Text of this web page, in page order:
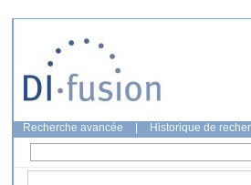
Recherche avancée Historique de